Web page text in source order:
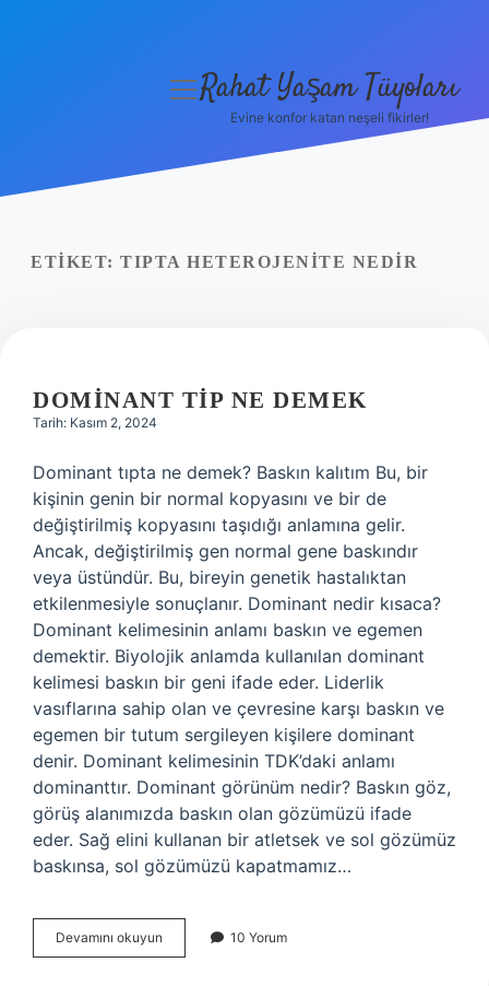
Yasal Uyarı
menüyü
Rahat Yaşam Tüyoları
Evine konfor katan neşeli fikirler!
ETIKET: TIPTA HETEROJENITE NEDIR
DOMINANT TIP NE DEMEK
Tarih: Kasım 2, 2024
Dominant tıpta ne demek? Baskın kalıtım Bu, bir
kişinin genin bir normal kopyasını ve bir de
değiştirilmiş kopyasını taşıdığı anlamına gelir.
Ancak, değiştirilmiş gen normal gene baskındır
veya üstündür. Bu, bireyin genetik hastalıktan
etkilenmesiyle sonuçlanır. Dominant nedir kısaca?
Dominant kelimesinin anlamı baskın ve egemen
demektir. Biyolojik anlamda kullanılan dominant
kelimesi baskın bir geni ifade eder. Liderlik
vasıflarına sahip olan ve çevresine karşı baskın ve
egemen bir tutum sergileyen kişilere dominant
denir. Dominant kelimesinin TDK’daki anlamı
dominanttır. Dominant görünüm nedir? Baskın göz,
görüş alanımızda baskın olan gözümüzü ifade
eder. Sağ elini kullanan bir atletsek ve sol gözümüz
baskınsa, sol gözümüzü kapatmamız…
Devamını okuyun Dominant
Tip
10 Yorum